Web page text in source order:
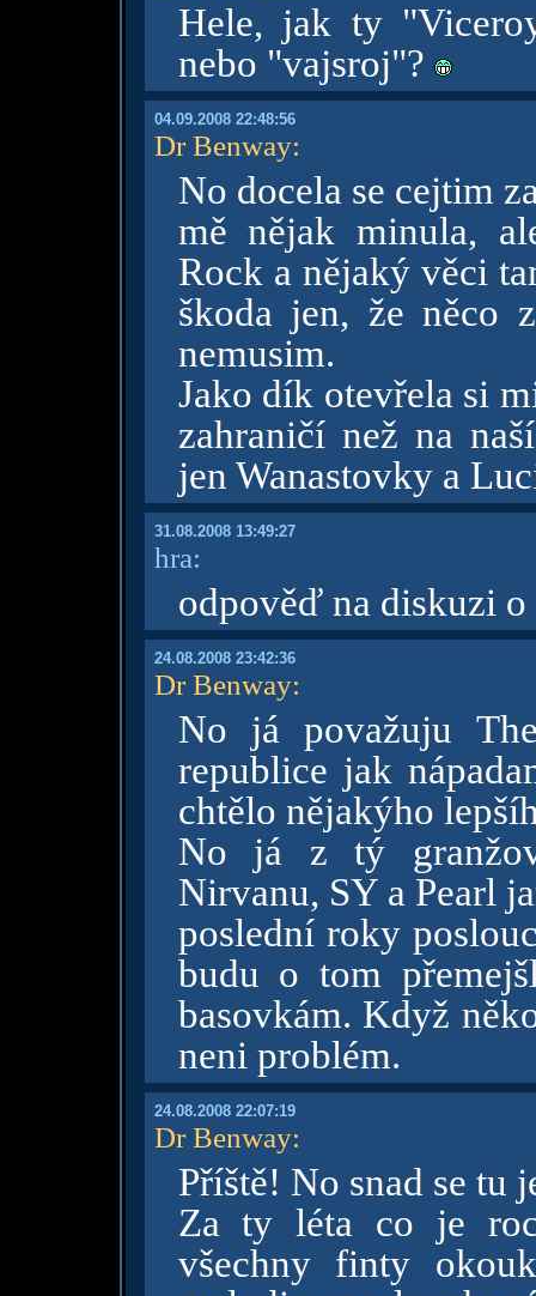
Hele, jak ty
nebo "vajsroj"?
04.09.2008 22:48:56
Dr Benway:
No docela se cejtim
mě nějak minula,
Rock a nějaký věci
škoda jen, že něco
nemusim.
Jako dík otevřela si
zahraničí než na
jen Wanastovky a
31.08.2008 13:49:27
hra:
odpověď na diskuzi
24.08.2008 23:42:36
Dr Benway:
No já považuju
republice jak
chtělo nějakýho
No já z tý
Nirvanu, SY a Pearl
poslední roky
budu o tom
basovkám. Když
neni problém.
24.08.2008 22:07:19
Dr Benway:
Příště! No snad se tu
Za ty léta co je
všechny finty